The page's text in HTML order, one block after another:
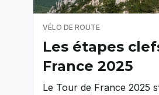
VÉLO DE ROUTE
Les étapes
France 2025
Le Tour de France 2025